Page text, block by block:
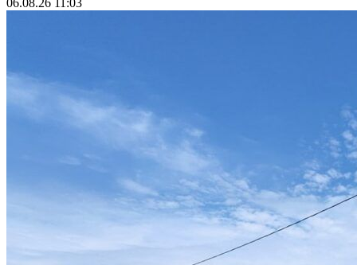
06.08.26 11:03